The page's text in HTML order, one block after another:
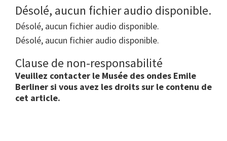
Désolé, aucun fichier audio disponible.
Désolé, aucun fichier audio disponible.
Désolé, aucun fichier audio disponible.
Clause de non-responsabilité
Veuillez contacter le Musée des ondes Emile
Berliner si vous avez les droits sur le contenu de
cet article.